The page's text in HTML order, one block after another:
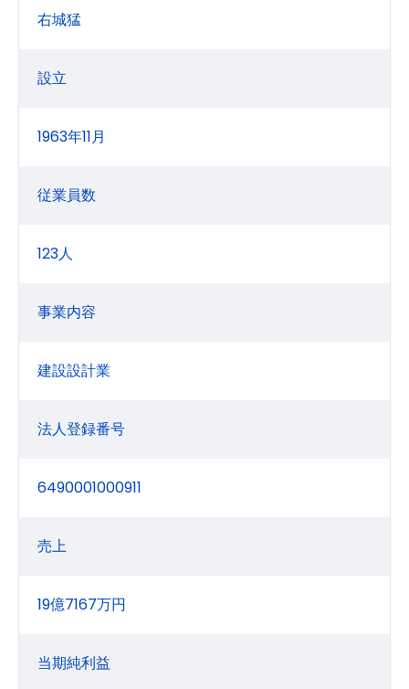
右城猛
設立
1963年11月
従業員数
123人
事業内容
建設設計業
法人登録番号
6490001000911
売上
19億7167万円
当期純利益